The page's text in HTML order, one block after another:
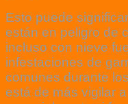
Esto puede
están en peligro de
incluso con nieve
infestaciones de
comunes durante
está de más vigilar